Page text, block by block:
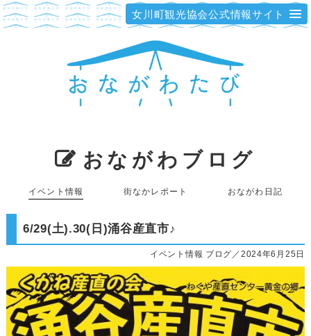
女川町観光協会公式情報サイト
おながわブログ
イベント情報 街なかレポート おながわ日記
6/29(土).30(日)涌谷産直市♪
イベント情報 ブログ／2024年6月25日